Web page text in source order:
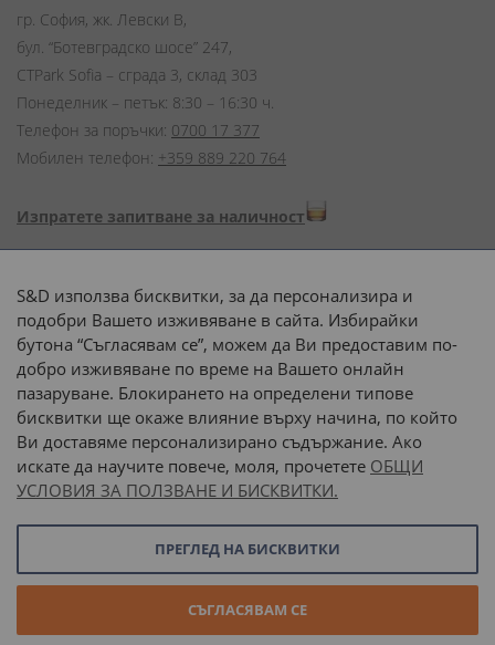
гр. София, жк. Левски В,
бул. “Ботевградско шосе” 247,
CTPark Sofia – сграда 3, склад 303
Понеделник – петък: 8:30 – 16:30 ч.
Телефон за поръчки: 0700 17 377
Мобилен телефон: +359 889 220 764
Изпратете запитване за наличност
Начини на плащане:
Доставка до адрес с:
или
наш транспорт
Онлайн магазин отStenik
S&D използва бисквитки, за да персонализира и
подобри Вашето изживяване в сайта. Избирайки
бутона “Съгласявам се”, можем да Ви предоставим по-
добро изживяване по време на Вашето онлайн
пазаруване. Блокирането на определени типове
бисквитки ще окаже влияние върху начина, по който
Ви доставяме персонализирано съдържание. Ако
искате да научите повече, моля, прочетете ОБЩИ
УСЛОВИЯ ЗА ПОЛЗВАНЕ И БИСКВИТКИ.
СЪГЛАСЯВАМ СЕ
ПРЕГЛЕД НА БИСКВИТКИ